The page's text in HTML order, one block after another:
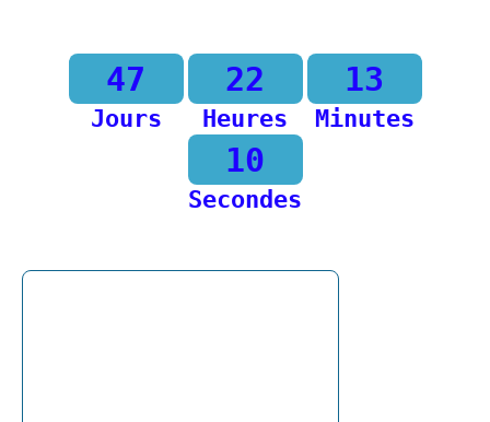
47
Jours
22
Heures
13
Minutes
10
Secondes